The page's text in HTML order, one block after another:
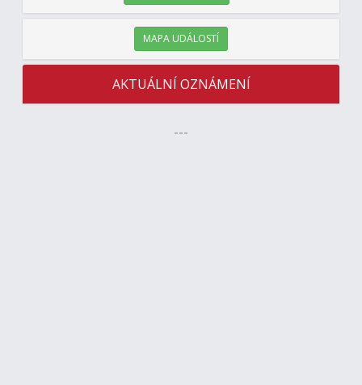
MAPA UDÁLOSTÍ
AKTUÁLNÍ OZNÁMENÍ
---